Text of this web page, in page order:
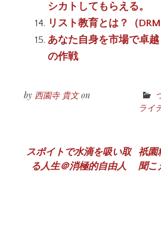
シカトしてもらえる。
リスト教育とは？（
あなた自身を市場で卓
の作戦
by 西園寺 貴文on
ライ
投
稿
スポイトで水滴を吸い取
る人生＠消極的自由人
祇園
聞こ